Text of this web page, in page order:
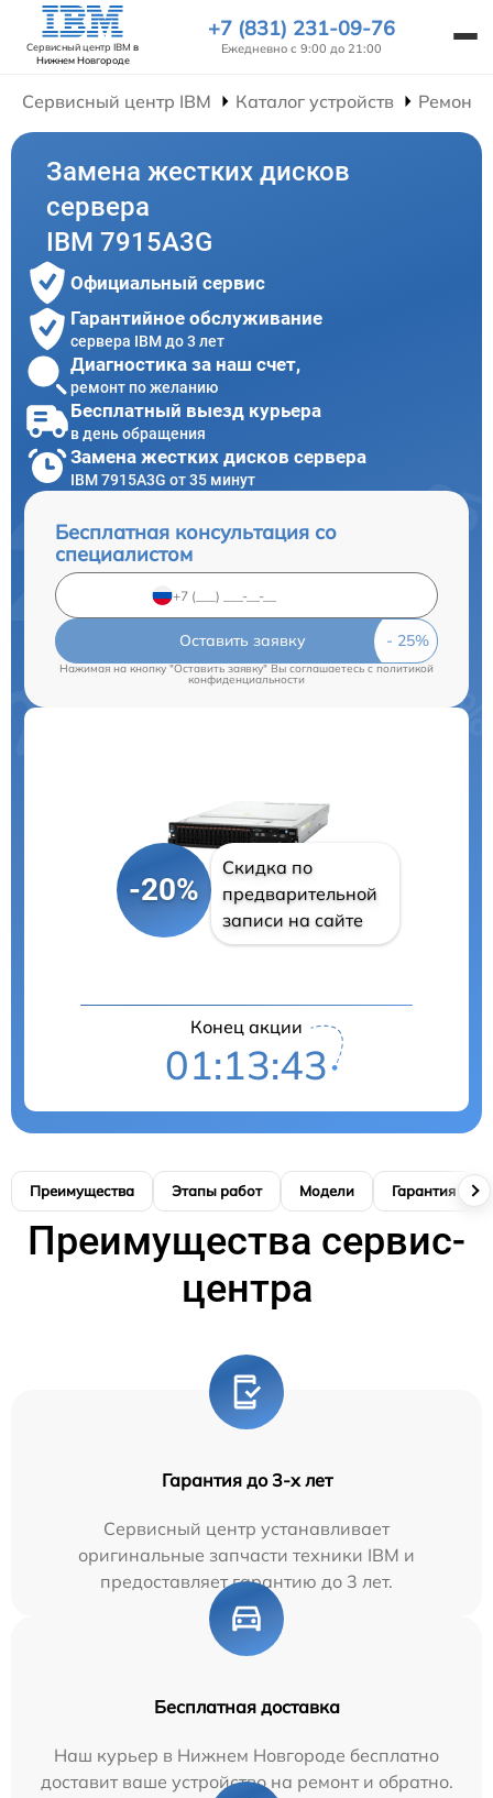
Сервисный центр IBM в
Нижнем Новгороде
+7 (831) 231-09-76
Ежедневно с 9:00 до 21:00
Сервисный центр IBM Каталог устройств Ремонт
Замена жестких дисков
сервера
IBM 7915A3G
Официальный сервис
Гарантийное обслуживание
сервера IBM до 3 лет
Диагностика за наш счет,
ремонт по желанию
Бесплатный выезд курьера
в день обращения
Замена жестких дисков сервера
IBM 7915A3G от 35 минут
Бесплатная консультация со
специалистом
Оставить заявку
Нажимая на кнопку "Оставить заявку" Вы соглашаетесь c политикой
конфиденциальности
-20%
Скидка по
предварительной
записи на сайте
Конец акции
01:13:42
Преимущества Этапы работ Модели Гарантия
Преимущества сервис-
центра
Гарантия до 3-х лет
Сервисный центр устанавливает
оригинальные запчасти техники IBM и
предоставляет гарантию до 3 лет.
Бесплатная доставка
Наш курьер в Нижнем Новгороде бесплатно
доставит ваше устройство на ремонт и обратно.